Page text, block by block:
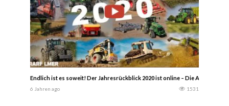
Endlich ist es soweit! Der Jahresrückblick 2020 ist online – Die Agrarfilmer
6 Jahren ago 1531